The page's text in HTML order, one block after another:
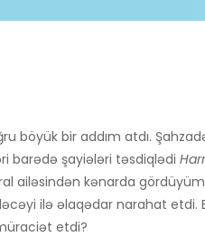
böyük bir addım atdı.
barədə şayiələri təsdiqlədi
ailəsindən kənarda
ilə əlaqədar narahat etdi.
etdi?